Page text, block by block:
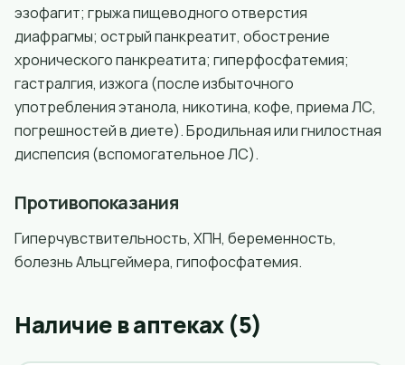
эзофагит; грыжа пищеводного отверстия
диафрагмы; острый панкреатит, обострение
хронического панкреатита; гиперфосфатемия;
гастралгия, изжога (после избыточного
употребления этанола, никотина, кофе, приема ЛС,
погрешностей в диете). Бродильная или гнилостная
диспепсия (вспомогательное ЛС).
Противопоказания
Гиперчувствительность, ХПН, беременность,
болезнь Альцгеймера, гипофосфатемия.
Наличие в аптеках (5)